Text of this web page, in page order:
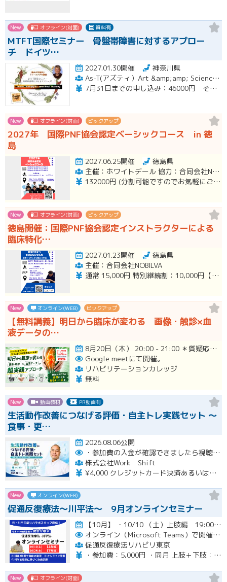
New オフライン(対面) 資料有
MTFT国際セミナー 骨盤帯障害に対するアプロー
チ ドイツ…
2027.01.30開催
神奈川県
As-T(アズティ）Art &amp;amp; Science for therapists
7月31日までの申し込み：46000円 その後49000円
New オフライン(対面) ピックアップ
2027年 国際PNF協会認定ベーシックコース in 徳
島
2027.06.25開催
徳島県
主催：ホワイトデール 協力：合同会社NOBILVA
132000円 (分割可能ですのでお気軽にご相談ください。)
New オフライン(対面) ピックアップ
徳島開催：国際PNF協会認定インストラクターによる
臨床特化…
2027.01.23開催
徳島県
主催：合同会社NOBILVA
通常 15,000円 特別継続割：10,000円【2026年10/月の講習会参加者】 ペア割：12,000円/人
New オンライン(WEB) ピックアップ
【無料講義】明日から臨床が変わる 画像・触診×血
液データの…
8月20日（木） 20:00 - 21:00 ＊質疑応答とアンケート回答の時間を含みます。終了時間は余裕を持っ…開催
Google meetにて開催。
リハビリテーションカレッジ
無料
New 動画教材 PR動画有
生活動作改善につなげる評価・自主トレ実践セット ～
食事・更…
2026.08.06公開
・参加費の入金が確認できましたら視聴用URLとパスワードおよび資料をお申込みいただきましたメールアドレスに送付します。
株式会社Work Shift
¥4,000 クレジットカード決済あるいは銀行振込となります。
New オンライン(WEB)
促通反復療法〜川平法〜 9月オンラインセミナー
【10月】 ・10/10 （土）上肢編 19:00-20:30(最大21:00) ・10/24（土）下肢編 19…開催
オンライン（Microsoft Teams）で開催。ご入金確認後メールにてURLをお知らせいたします。
促通反復療法リハビリ東京
・参加費：5,000円 ・同月 上肢＋下肢：9,000円
New オフライン(対面)